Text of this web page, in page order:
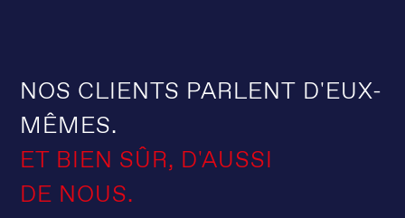
NOS CLIENTS PARLENT D'EUX-
MÊMES.
ET BIEN SÛR, D'AUSSI
DE NOUS.